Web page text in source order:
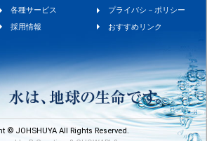
各種サービス
プライバシ－ポリシー
採用情報 おすすめリンク
© JOHSHUYA All Rights Reserved.